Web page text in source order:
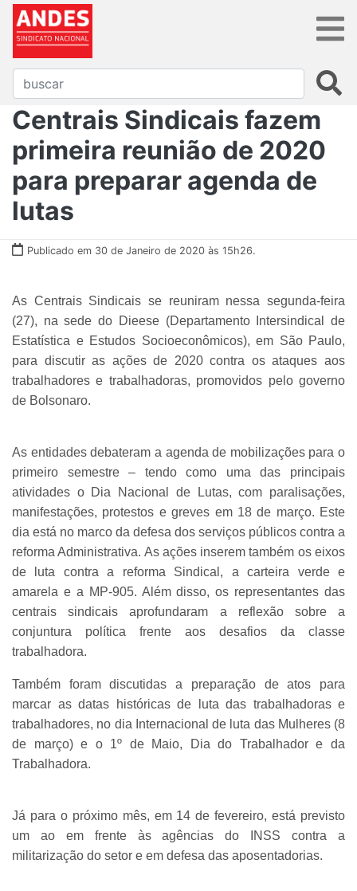
Centrais Sindicais fazem
primeira reunião de 2020
para preparar agenda de
lutas
Publicado em 30 de Janeiro de 2020 às 15h26.
As Centrais Sindicais se reuniram nessa segunda-feira
(27), na sede do Dieese (Departamento Intersindical de
Estatística e Estudos Socioeconômicos), em São Paulo,
para discutir as ações de 2020 contra os ataques aos
trabalhadores e trabalhadoras, promovidos pelo governo
de Bolsonaro.
As entidades debateram a agenda de mobilizações para o
primeiro semestre – tendo como uma das principais
atividades o Dia Nacional de Lutas, com paralisações,
manifestações, protestos e greves em 18 de março. Este
dia está no marco da defesa dos serviços públicos contra a
reforma Administrativa. As ações inserem também os eixos
de luta contra a reforma Sindical, a carteira verde e
amarela e a MP-905. Além disso, os representantes das
centrais sindicais aprofundaram a reflexão sobre a
conjuntura política frente aos desafios da classe
trabalhadora.
Também foram discutidas a preparação de atos para
marcar as datas históricas de luta das trabalhadoras e
trabalhadores, no dia Internacional de luta das Mulheres (8
de março) e o 1º de Maio, Dia do Trabalhador e da
Trabalhadora.
Já para o próximo mês, em 14 de fevereiro, está previsto
um ao em frente às agências do INSS contra a
militarização do setor e em defesa das aposentadorias.